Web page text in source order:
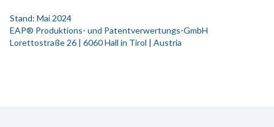
Stand: Mai 2024
EAP® Produktions- und Patentverwertungs-GmbH
Lorettostraße 26 | 6060 Hall in Tirol | Austria